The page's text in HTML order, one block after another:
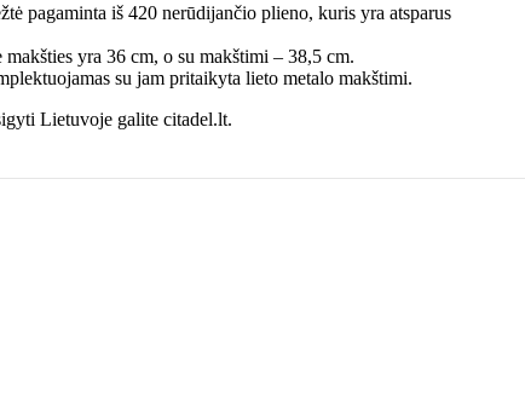
pagaminta iš 420 nerūdijančio plieno, kuris yra atsparus
yra 36 cm, o su makštimi – 38,5 cm.
su jam pritaikyta lieto metalo makštimi.
Lietuvoje galite citadel.lt.